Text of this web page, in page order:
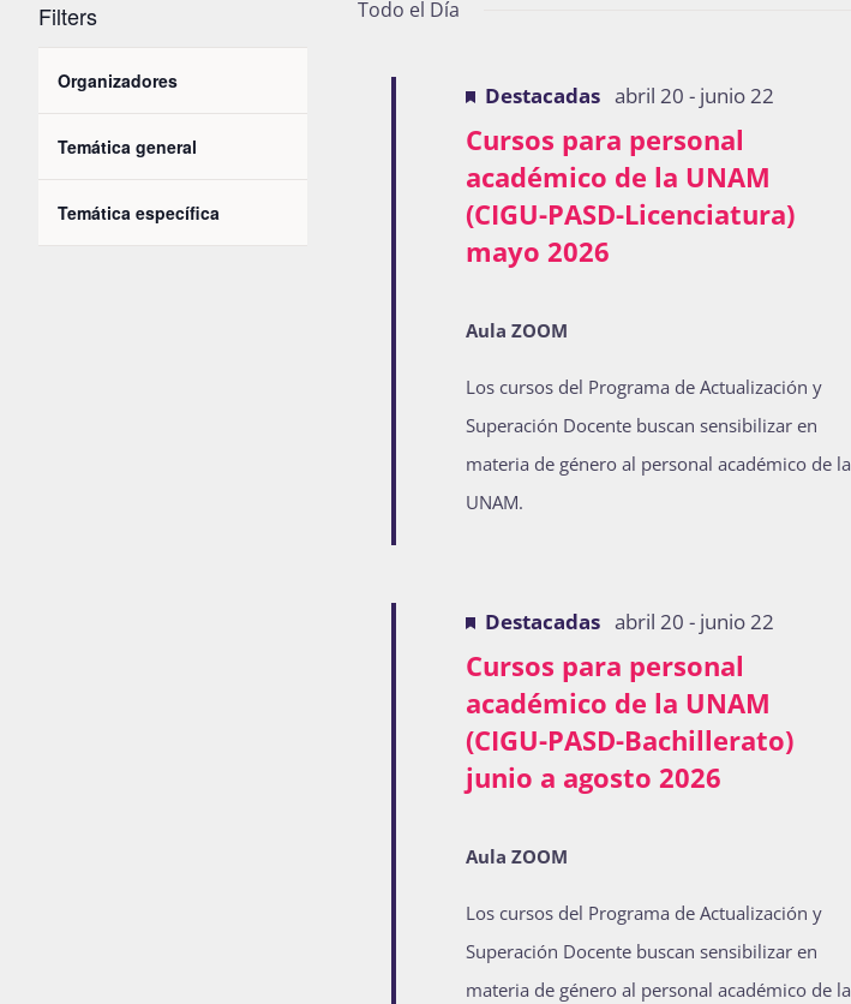
2026
de
vistas
de
Eventos
Eventos
para
palabra
Filters
form
Organizadores
Temática general
Temática específica
Todo el Día
Cursos para personal
académico de la UNAM
(CIGU-PASD-Licenciatura)
mayo 2026
Destacadas abril 20 - junio 22
Aula ZOOM
Los cursos del Programa de Actualización y
Superación Docente buscan sensibilizar en
materia de género al personal académico de la
UNAM.
Cursos para personal
académico de la UNAM
(CIGU-PASD-Bachillerato)
junio a agosto 2026
Destacadas abril 20 - junio 22
Aula ZOOM
Los cursos del Programa de Actualización y
Superación Docente buscan sensibilizar en
materia de género al personal académico de la